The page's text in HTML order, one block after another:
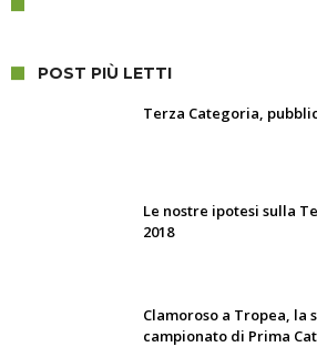
POST PIÙ LETTI
Terza Categoria,
Le nostre ipotesi sulla
2018
Clamoroso a Tropea, la
campionato di Prima